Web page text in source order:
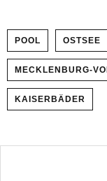
POOL OSTSEE
MECKLENBURG-
KAISERBÄDER